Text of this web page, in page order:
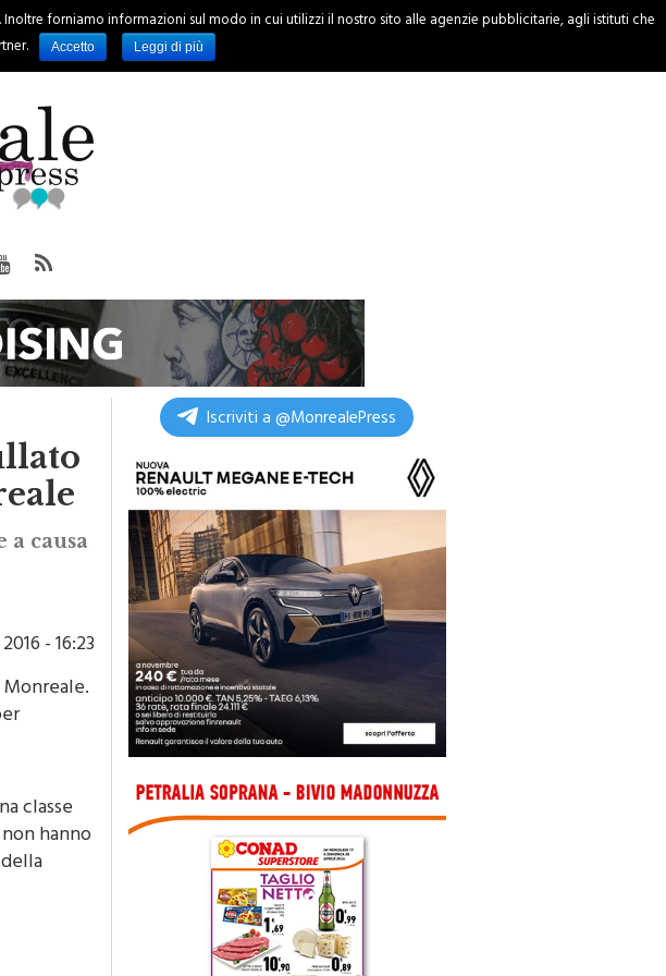
RUBRICHE SPORT INCHIESTE
a causa
- 16:23
classe
hanno
Iscriviti a @MonrealePress
forniamo informazioni sul modo in cui utilizzi il nostro sito alle agenzie pubblicitarie, agli istituti che
Accetto Leggi di più